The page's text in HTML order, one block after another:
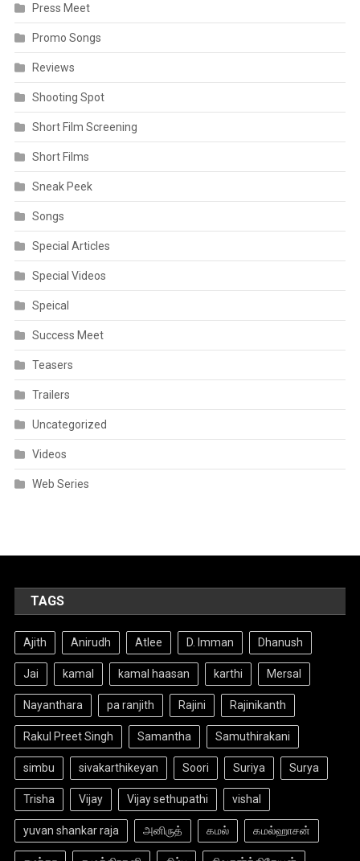
Press Meet
Promo Songs
Reviews
Shooting Spot
Short Film Screening
Short Films
Sneak Peek
Songs
Special Articles
Special Videos
Speical
Success Meet
Teasers
Trailers
Uncategorized
Videos
Web Series
TAGS
Ajith Anirudh Atlee D. Imman Dhanush
Jai kamal kamal haasan karthi Mersal
Nayanthara pa ranjith Rajini Rajinikanth
Rakul Preet Singh Samantha Samuthirakani
simbu sivakarthikeyan Soori Suriya Surya
Trisha Vijay Vijay sethupathi vishal
yuvan shankar raja அனிருத் கமல் கமல்ஹாசன்